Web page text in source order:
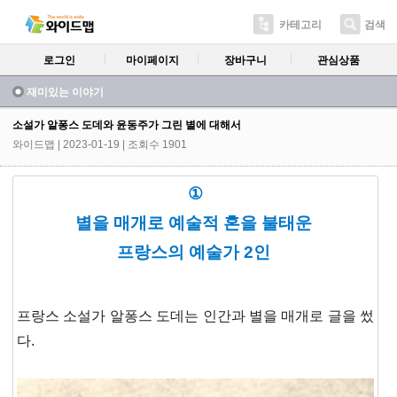
카테고리 검색
로그인 마이페이지 장바구니 관심상품
재미있는 이야기
소설가 알퐁스 도데와 윤동주가 그린 별에 대해서
와이드맵
| 2023-01-19 | 조회수 1901
①
별을 매개로 예술적 혼을 불태운
프랑스의 예술가 2인
프랑스 소설가 알퐁스 도데는 인간과 별을 매개로 글을 썼
다.